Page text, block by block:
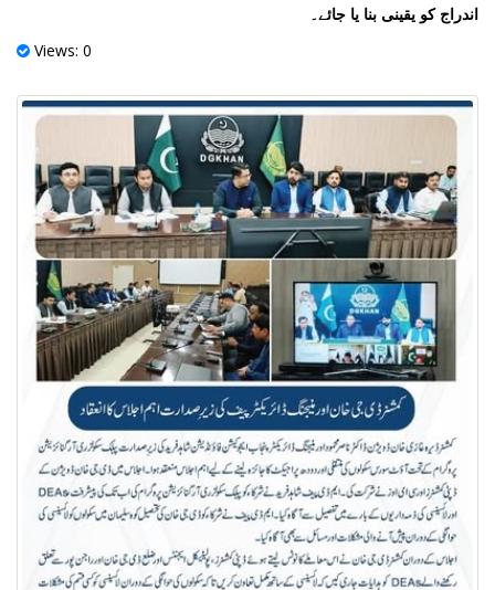
اندراج کو یقینی بنا یا جائے۔
Views: 0